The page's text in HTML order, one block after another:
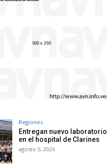
Regiones
Entregan nuevo laboratorio
en el hospital de Clarines
agosto 5, 2026